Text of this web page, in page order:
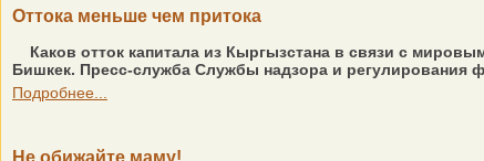
Оттока меньше чем притока
Каков отток капитала из Кыргызстана в связи с
Бишкек. Пресс-служба Службы надзора и регулирования
Подробнее...
Не обижайте маму!